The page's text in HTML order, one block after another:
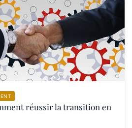
réussir la transition en